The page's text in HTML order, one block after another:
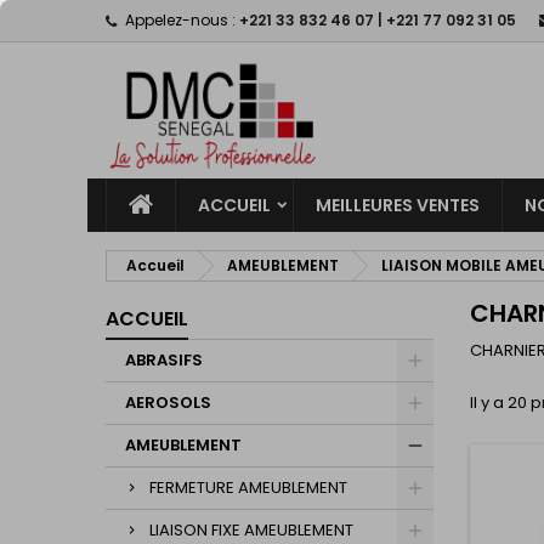
Appelez-nous : +221 33 832 46 07 | +221 77 092 31 05
ACCUEIL MEILLEURES VENTES
Accueil AMEUBLEMENT LIAISON MOBILE
ACCUEIL
ABRASIFS
AEROSOLS
AMEUBLEMENT
FERMETURE AMEUBLEMENT
LIAISON FIXE AMEUBLEMENT
Il y a 20